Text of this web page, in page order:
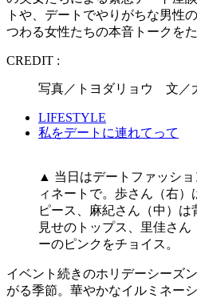
トや、デートでやりがちな男性
つわる女性たちの本音トークを
CREDIT :
写真／トヨダリョウ 文／
LIFESTYLE
私をデートに連れてって
▲ 当日はデートファッシ
ィネートで。歩さん（右
ピース、麻紀さん（中）
見せのトップス、里佳さん
ーのピンクをチョイス。
イベント続きのホリデーシーズ
がる季節。華やかなイルミネー